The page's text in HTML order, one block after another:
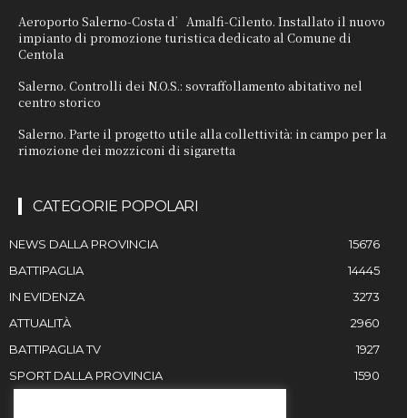
Aeroporto Salerno-Costa d’Amalfi-Cilento. Installato il nuovo
impianto di promozione turistica dedicato al Comune di
Centola
Salerno. Controlli dei N.O.S.: sovraffollamento abitativo nel
centro storico
Salerno. Parte il progetto utile alla collettività: in campo per la
rimozione dei mozziconi di sigaretta
CATEGORIE POPOLARI
NEWS DALLA PROVINCIA
15676
BATTIPAGLIA
14445
IN EVIDENZA
3273
ATTUALITÀ
2960
BATTIPAGLIA TV
1927
SPORT DALLA PROVINCIA
1590